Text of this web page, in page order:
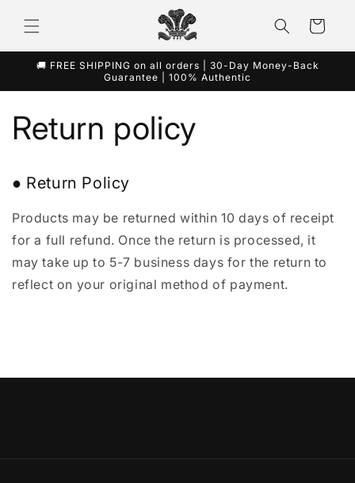
passer
au
Panier
🚚 FREE SHIPPING on all orders | 30-Day Money-Back
Guarantee | 100% Authentic
Return policy
● Return Policy
Products may be returned within 10 days of receipt
for a full refund. Once the return is processed, it
may take up to 5-7 business days for the return to
reflect on your original method of payment.